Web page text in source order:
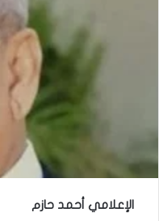
الإعلامي أحمد حازم